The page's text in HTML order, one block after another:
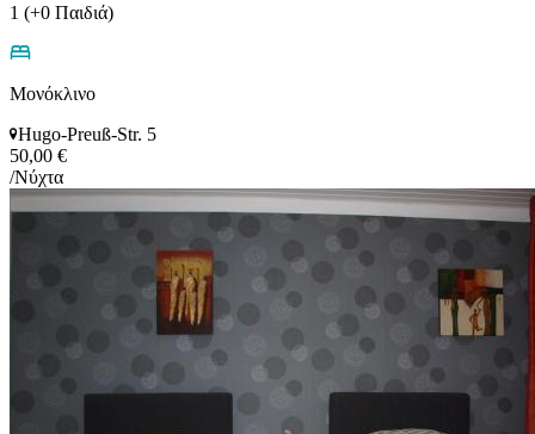
1 (+0 Παιδιά)
Μονόκλινο
Hugo-Preuß-Str. 5
50,00 €
/Νύχτα